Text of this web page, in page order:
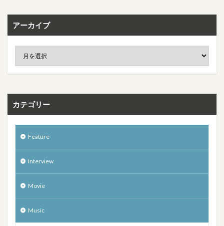
アーカイブ
カテゴリー
Feature
Interview
Movie
Music